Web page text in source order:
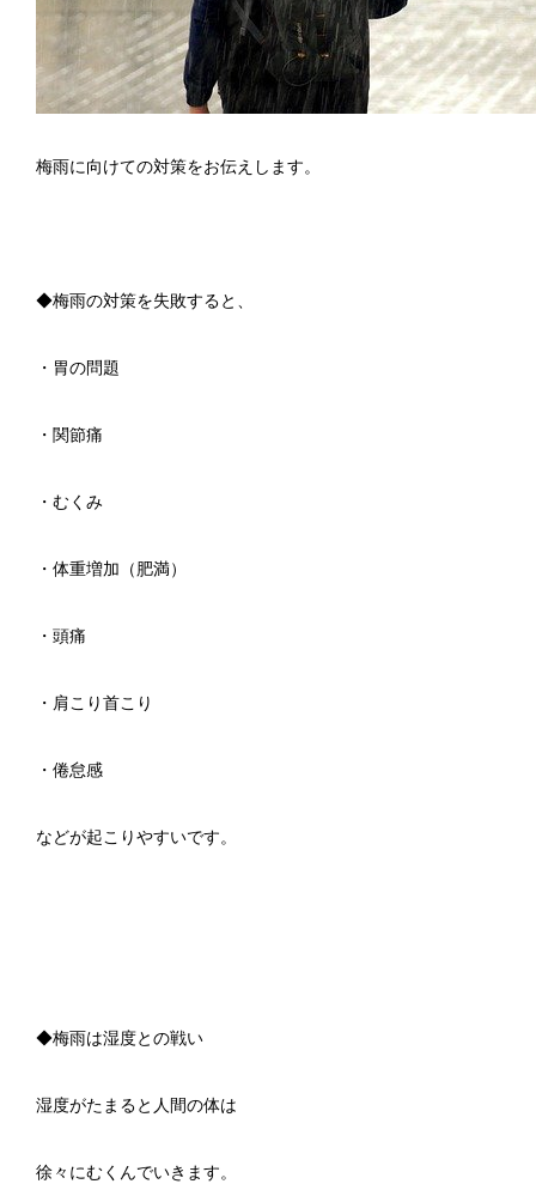
梅雨に向けての対策をお伝えします。
◆梅雨の対策を失敗すると、
・胃の問題
・関節痛
・むくみ
・体重増加（肥満）
・頭痛
・肩こり首こり
・倦怠感
などが起こりやすいです。
◆梅雨は湿度との戦い
湿度がたまると人間の体は
徐々にむくんでいきます。